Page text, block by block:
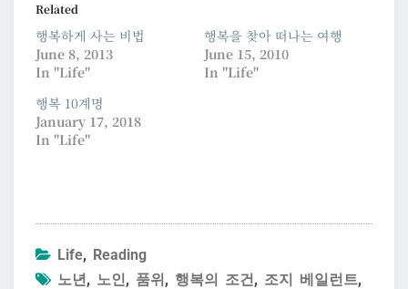
Related
행복하게 사는 비법
June 8, 2013
In "Life"
행복을 찾아 떠나는 여행
June 15, 2010
In "Life"
행복 10계명
January 17, 2018
In "Life"
Life, Reading
노년, 노인, 품위, 행복의 조건, 조지 베일런트,